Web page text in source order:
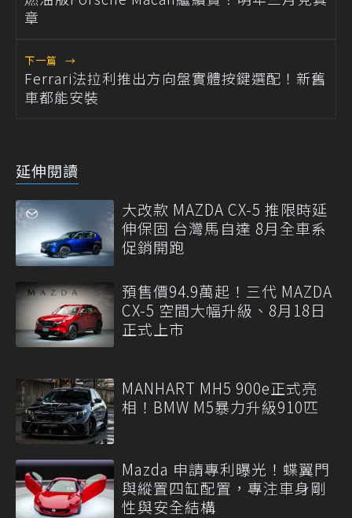
章
下一篇 →
Ferrari法拉利推出方向盤實體按鍵選配！新舊
車都能安裝
延伸閱讀
大改款 MAZDA CX-5 推限時延
伸保固 台灣馬自達 8月全車系
促銷開跑
預售價94.9萬起！三代 MAZDA
CX-5 空間大幅升級、8月18日
正式上市
MANHART MH5 900e正式亮
相！BMW M5暴力升級910匹
Mazda 申請專利曝光！蝶翼門
與縱置四缸配置，專注車身剛
性與安全結構